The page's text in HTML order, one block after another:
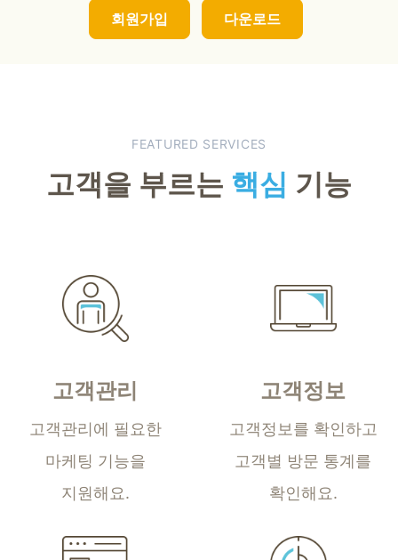
회원가입 다운로드
FEATURED SERVICES
고객을 부르는 핵심 기능
고객관리
고객관리에 필요한
마케팅 기능을
지원해요.
고객정보
고객정보를 확인하고
고객별 방문 통계를
확인해요.